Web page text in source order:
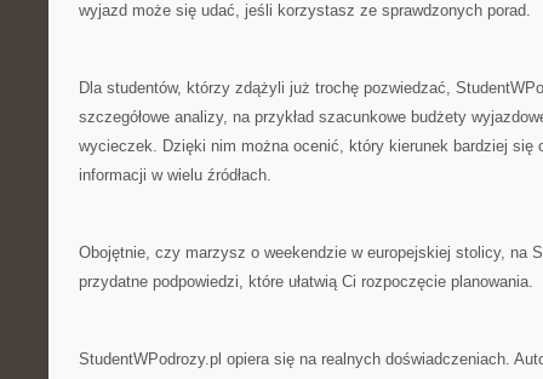
wyjazd może się udać, jeśli korzystasz ze sprawdzonych porad.
Dla studentów, którzy zdążyli już trochę pozwiedzać,
szczegółowe analizy, na przykład szacunkowe budżety
wycieczek. Dzięki nim można ocenić, który kierunek bardziej się
informacji w wielu źródłach.
Obojętnie, czy marzysz o weekendzie w europejskiej stolicy, na
przydatne podpowiedzi, które ułatwią Ci rozpoczęcie planowania.
StudentWPodrozy.pl opiera się na realnych doświadczeniach.